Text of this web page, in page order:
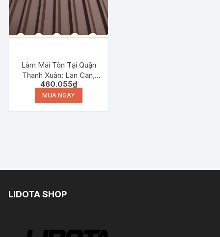
Làm Mái Tôn Tại Quận
Thanh Xuân: Lan Can,
Cửa Sắt, Mái Che Sân
Thượng
460.055₫
MUA NGAY
LIDOTA SHOP